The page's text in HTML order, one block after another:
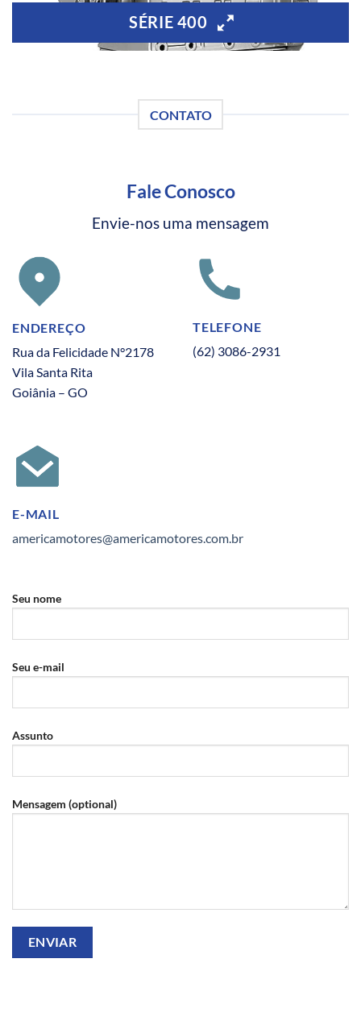
SÉRIE 400
CONTATO
Fale Conosco
Envie-nos uma mensagem
ENDEREÇO
Rua da Felicidade N°2178
Vila Santa Rita
Goiânia – GO
TELEFONE
(62) 3086-2931
E-MAIL
americamotores@americamotores.com.br
Seu nome
Seu e-mail
Assunto
Mensagem (optional)